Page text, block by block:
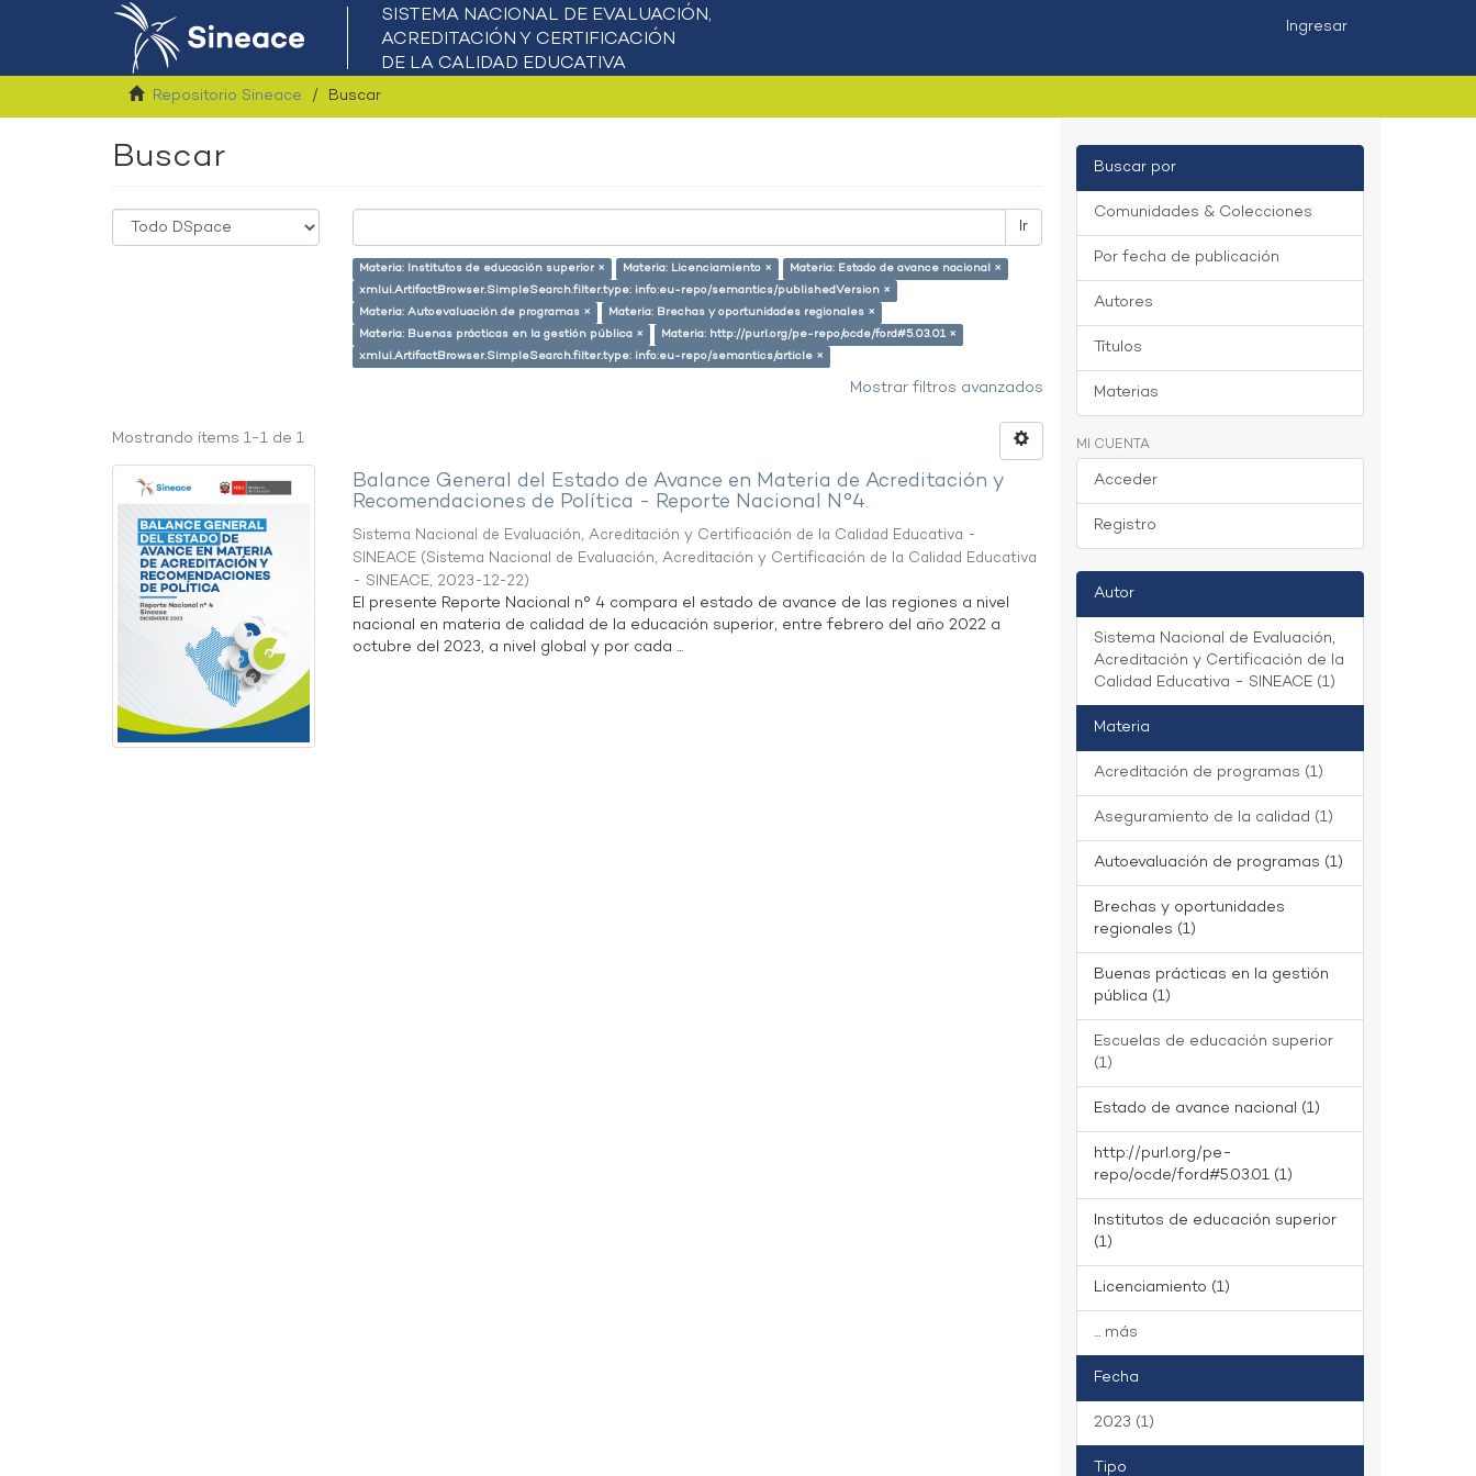
Ingresar
Repositorio Sineace Buscar
Buscar
Ir
Materia: Institutos de educación superior × Materia: Licenciamiento ×
Materia: Estado de avance nacional ×
xmlui.ArtifactBrowser.SimpleSearch.filter.type: info:eu-repo/semantics/publishedVersion ×
Materia: Autoevaluación de programas ×
Materia: Brechas y oportunidades regionales ×
Materia: Buenas prácticas en la gestión pública ×
Materia: http://purl.org/pe-repo/ocde/ford#5.03.01 ×
xmlui.ArtifactBrowser.SimpleSearch.filter.type: info:eu-repo/semantics/article ×
Mostrar filtros avanzados
Mostrando ítems 1-1 de 1
Balance General del Estado de Avance en Materia de Acreditación y
Recomendaciones de Política - Reporte Nacional N°4.
Sistema Nacional de Evaluación, Acreditación y Certificación de la Calidad Educativa -
SINEACE (Sistema Nacional de Evaluación, Acreditación y Certificación de la Calidad Educativa
- SINEACE, 2023-12-22)
El presente Reporte Nacional n° 4 compara el estado de avance de las regiones a nivel
nacional en materia de calidad de la educación superior, entre febrero del año 2022 a
octubre del 2023, a nivel global y por cada ...
Buscar por
Comunidades & Colecciones
Por fecha de publicación
Autores
Títulos
Materias
MI CUENTA
Acceder
Registro
Autor
Sistema Nacional de Evaluación,
Acreditación y Certificación de la
Calidad Educativa - SINEACE (1)
Materia
Acreditación de programas (1)
Aseguramiento de la calidad (1)
Autoevaluación de programas (1)
Brechas y oportunidades
regionales (1)
Buenas prácticas en la gestión
pública (1)
Escuelas de educación superior
(1)
Estado de avance nacional (1)
http://purl.org/pe-
repo/ocde/ford#5.03.01 (1)
Institutos de educación superior
(1)
Licenciamiento (1)
... más
Fecha
2023 (1)
Tipo